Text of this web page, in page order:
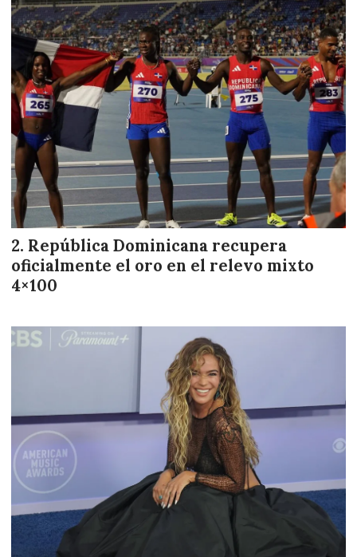
República Dominicana recupera
oficialmente el oro en el relevo mixto
4×100